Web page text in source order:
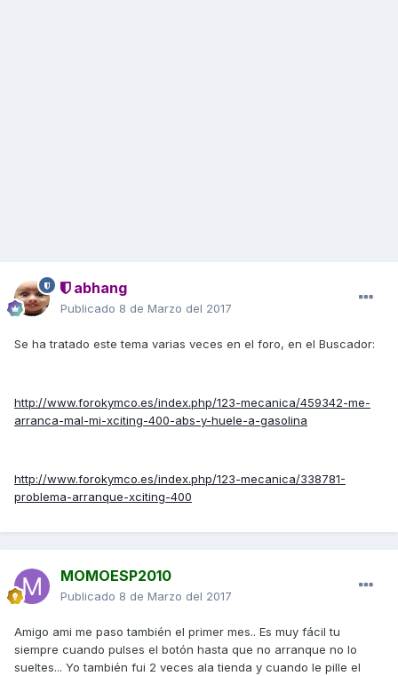
abhang
Publicado 8 de Marzo del 2017
Se ha tratado este tema varias veces en el foro, en el Buscador:
http://www.forokymco.es/index.php/123-mecanica/459342-me-
arranca-mal-mi-xciting-400-abs-y-huele-a-gasolina
http://www.forokymco.es/index.php/123-mecanica/338781-
problema-arranque-xciting-400
MOMOESP2010
Publicado 8 de Marzo del 2017
Amigo ami me paso también el primer mes.. Es muy fácil tu
siempre cuando pulses el botón hasta que no arranque no lo
sueltes... Yo también fui 2 veces ala tienda y cuando le pille el